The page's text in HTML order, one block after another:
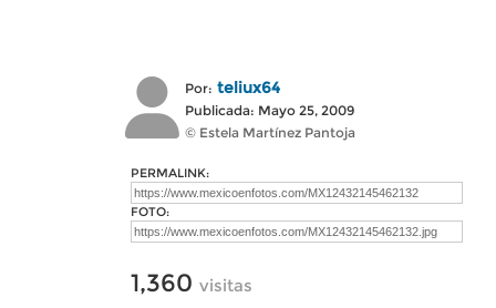
Por: teliux64
Publicada: Mayo 25, 2009
© Estela Martínez Pantoja
PERMALINK:
FOTO:
1,360 visitas